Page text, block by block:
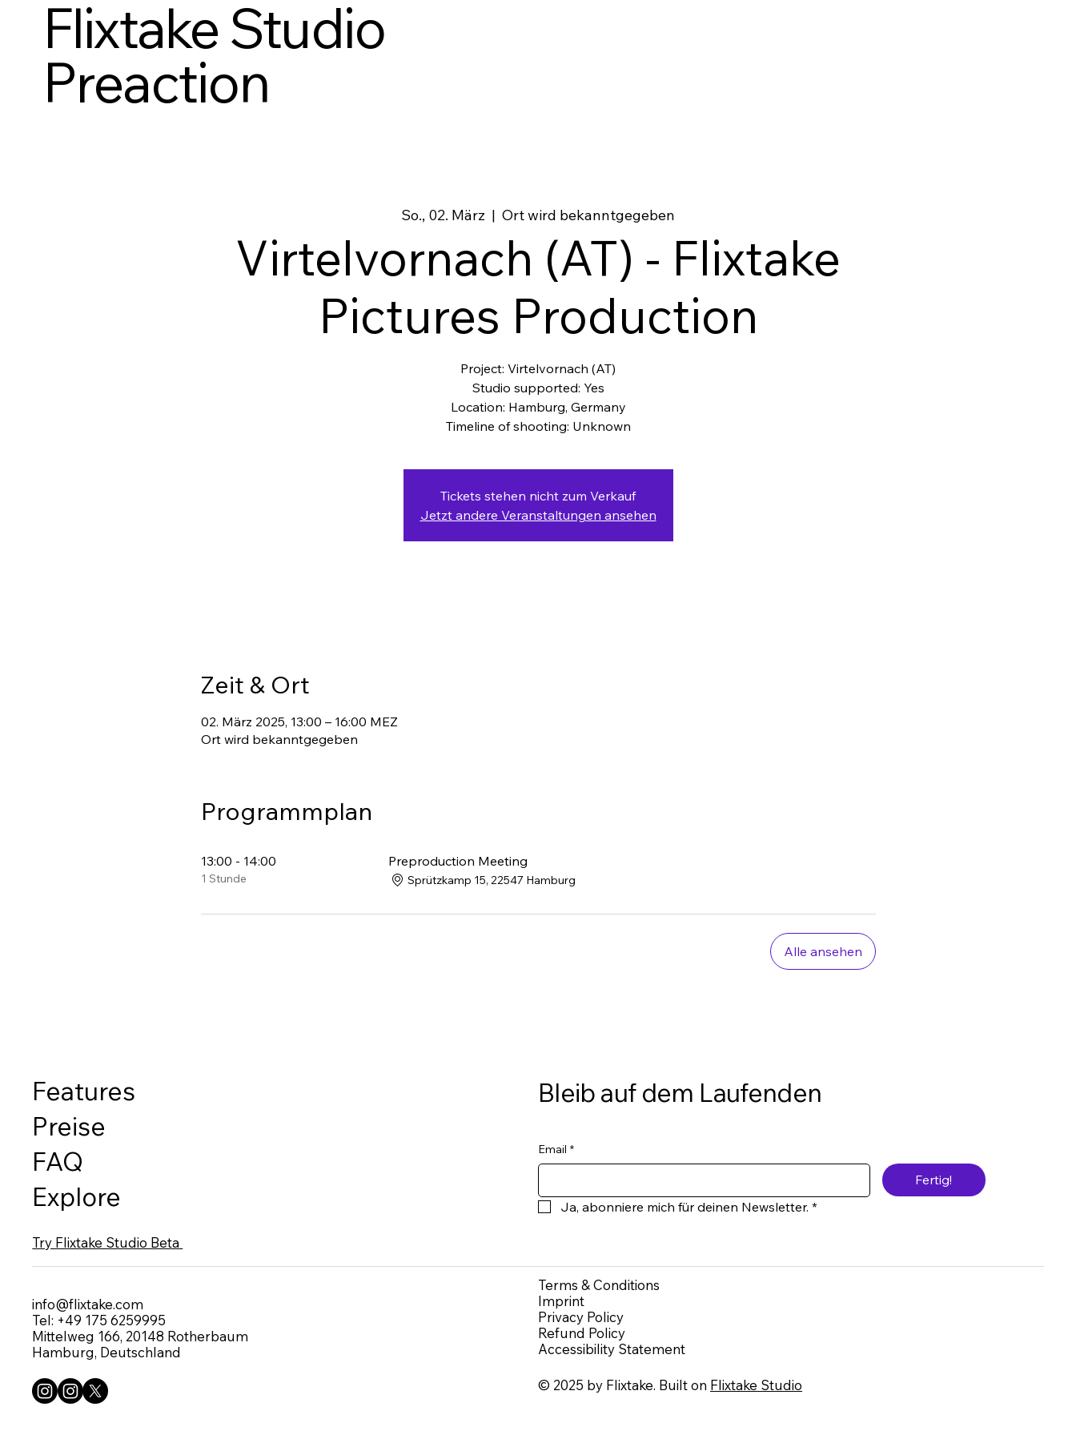
Flixtake Studio
Preaction
So., 02. März
  |
Ort wird bekanntgegeben
Virtelvornach (AT) - Flixtake
Pictures Production
Project: Virtelvornach (AT)
Studio supported: Yes
Location: Hamburg, Germany
Timeline of shooting: Unknown
Tickets stehen nicht zum Verkauf
Jetzt andere Veranstaltungen ansehen
Zeit & Ort
02. März 2025, 13:00 – 16:00 MEZ
Ort wird bekanntgegeben
Programmplan
13:00 - 14:00
1 Stunde
Preproduction Meeting
Sprützkamp 15, 22547 Hamburg
Alle ansehen
Features
Preise
FAQ
Explore
Try Flixtake Studio Beta
Bleib auf dem Laufenden
Email *
Fertig!
Ja, abonniere mich für deinen Newsletter. *
info@flixtake.com
Tel: +49 175 6259995
Mittelweg 166, 20148 Rotherbaum
Hamburg, Deutschland
Terms & Conditions
Imprint
Privacy Policy
Refund Policy
Accessibility Statement
© 2025 by Flixtake. Built on Flixtake Studio